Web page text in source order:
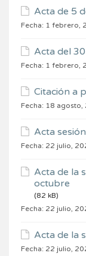
Acta de 5
Fecha: 1 febrero,
Acta del
Fecha: 1 febrero,
Citación a
Fecha: 18 agosto,
Acta
Fecha: 22 julio,
Acta de la
octubre
(82 kB)
Fecha: 22 julio,
Acta de la
Fecha: 22 julio,